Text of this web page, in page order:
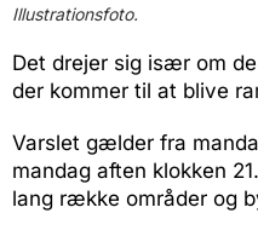
Illustrationsfoto.
Det drejer sig især om
der kommer til at blive
Varslet gælder fra
mandag aften klokken
lang række områder og